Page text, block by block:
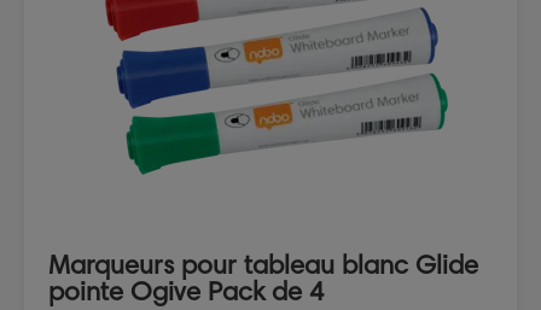
Marqueurs pour tableau blanc Glide
pointe Ogive Pack de 4